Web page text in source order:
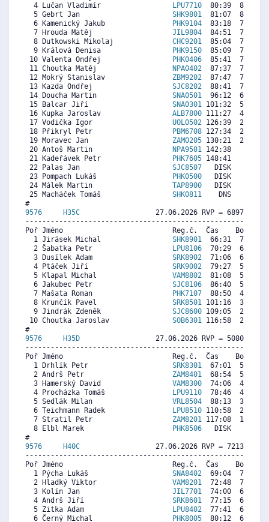
  4 Lučan Vladimír
LPU7710
80:39  8069
  5 Gebrt Jan
SHK9801
81:07  8013
  6 Kamenický Jakub
PHK9104
83:18  7752
  7 Hrouda Matěj
JIL9804
84:51  7566
  8 Dutkowski Mikolaj
CHC9201
85:04  7541
  9 Králová Denisa
PHK9150
85:09  7531
10 Valenta Ondřej
PHK0406
85:41  7467
11 Choutka Matěj
NPA0402
87:37  7236
12 Mokrý Stanislav ZBM9202
87:47  7216
13 Kazda Ondřej SJC8202
88:41  7108
14 Doucha Martin SNA0501
96:12  6209
15 Balcar Jiří SNA0301 101:32  5571
16 Kupka Jaroslav ALB7800 111:27  4385
17 Vodička Igor UOL0502 126:39  2567
18 Přikryl Petr
PBM6708 127:34  2457
19 Moravec Jan ZAM0205 130:21  2124
20 Antoš Martin
NPA9501 142:38   655
21 Kadeřávek Petr
PHK7605 148:41     0
22 Palas Jan SJC8507
DISK     0
23 Pompach Lukáš
PHK0500
DISK     0
24 Málek Martin TAP8900
DISK     0
25 Macháček Tomáš SHK0811
DNS     0
9576
H35C
27.06.2026 RVP = 6897/
Poř Jméno                          Reg.č.  Čas    Body
  1 Jirásek Michal
SHK8901
66:31  7109
  2 Šabatka Petr
LPU8106
70:29  6718
  3 Dusílek Adam
SRK8902
71:06  6657
  4 Ptáček Jiří
SRK9002
79:27  5835
  5 Klapal Michal
VAM8802
81:08  5670
  6 Jakubec Petr
SJC8106
86:40  5125
  7 Mašata Roman
PHK7107
88:50  4912
  8 Krunčík Pavel
SRK8501 101:16  3688
  9 Jindrák Zdeněk
SJC8600 109:05  2919
10 Choutka Jaroslav SOB6301 116:58  2143
9576
H35D
27.06.2026 RVP = 5080/
Poř Jméno                          Reg.č.  Čas    Body
  1 Drhlík Petr
SRK8301
67:01  5244
  2 Andrš Petr
ZAM8401
68:54  5108
  3 Hamerský David
VAM8300
74:06  4735
  4 Procházka Tomáš
LPU9110
78:46  4400
  5 Sedlák Milan
VRL8504
88:13  3721
  6 Teichmann Radek
LPU8510 110:58  2086
  7 Stratil Petr
ZAM8201 117:08  1643
  8 Elbl Marek
PHK8506
DISK     0
9576
H40C
27.06.2026 RVP = 7213/
Poř Jméno                          Reg.č.  Čas    Body
  1 Pýcha Lukáš
SNA8402
69:04  7390
  2 Hladký Viktor
VAM8201
72:48  7022
  3 Kolín Jan
JIL7701
74:00  6903
  4 Andrš Jiří
SRK8601
77:15  6582
  5 Zitka Adam
LPU8402
77:41  6539
  6 Černý Michal
PHK8005
80:12  6291